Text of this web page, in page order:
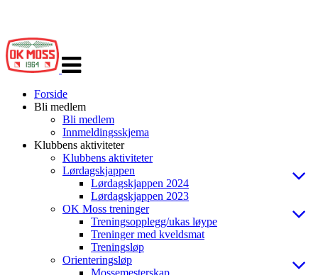
navigasjon
Forside
Bli medlem
Bli medlem
Innmeldingsskjema
Klubbens aktiviteter
Klubbens aktiviteter
Lørdagskjappen
Lørdagskjappen 2024
Lørdagskjappen 2023
OK Moss treninger
Treningsopplegg/ukas løype
Treninger med kveldsmat
Treningsløp
Orienteringsløp
Mossemesterskap